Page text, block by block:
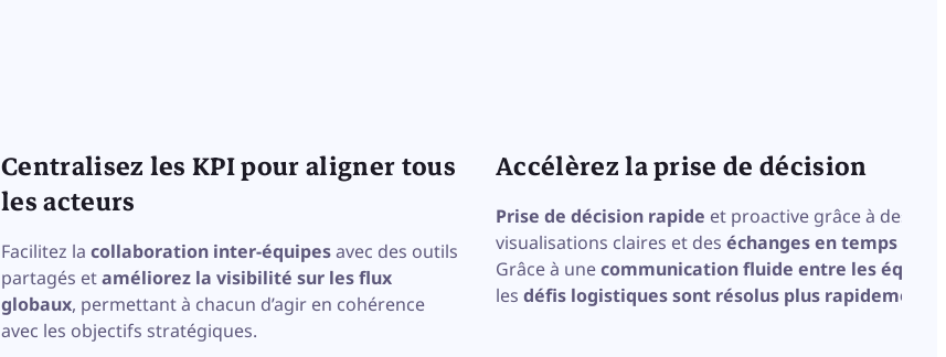
Centralisez les KPI pour aligner tous
les acteurs
Facilitez la collaboration inter-équipesavec des outils
partagés etaméliorez la visibilité sur les flux
globaux, permettant à chacun d’agir en cohérence
avec les objectifs stratégiques.
Accélèrez la prise de décision
Prise de décision rapide et proactive grâce à des
visualisations claires et des échanges en temps réel
Grâce à unecommunication fluide entre les
les défis logistiques sont résolus plus rapidement